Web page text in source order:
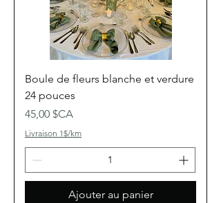
Boule de fleurs blanche et verdure
24 pouces
Prix
45,00 $CA
Livraison 1$/km
Ajouter au panier